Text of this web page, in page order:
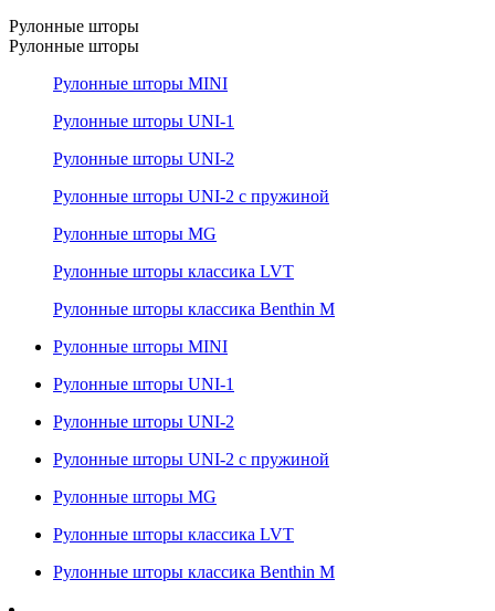
Рулонные шторы
Рулонные шторы
Рулонные шторы MINI
Рулонные шторы UNI-1
Рулонные шторы UNI-2
Рулонные шторы UNI-2 с пружиной
Рулонные шторы MG
Рулонные шторы классика LVT
Рулонные шторы классика Benthin M
Рулонные шторы MINI
Рулонные шторы UNI-1
Рулонные шторы UNI-2
Рулонные шторы UNI-2 с пружиной
Рулонные шторы MG
Рулонные шторы классика LVT
Рулонные шторы классика Benthin M